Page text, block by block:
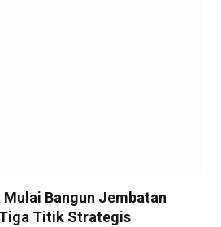
Bangun Jembatan
Titik Strategis